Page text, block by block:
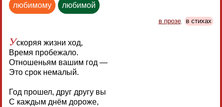
любимому любимой
в прозе, в стихах
Ускоряя жизни ход,
Время пробежало.
Отношеньям вашим год —
Это срок немалый.
Год прошел, друг другу вы
С каждым днём дороже,